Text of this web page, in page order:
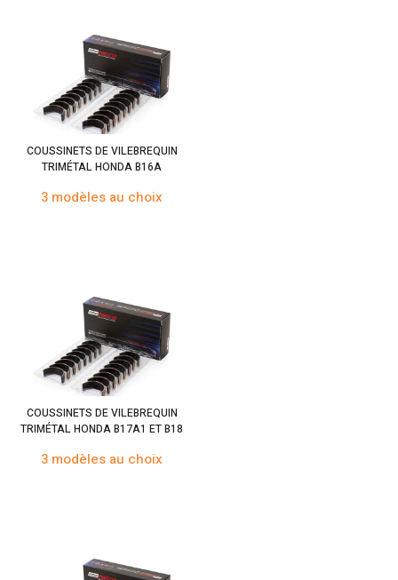
COUSSINETS DE VILEBREQUIN
TRIMÉTAL HONDA B16A
3 modèles au choix
COUSSINETS DE VILEBREQUIN
TRIMÉTAL HONDA B17A1 ET B18
3 modèles au choix